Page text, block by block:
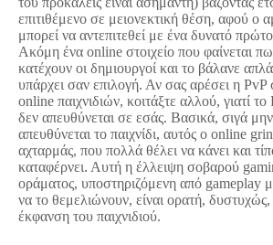
επιτιθέμενο σε μειονεκτική θέση, αφού ο
μπορεί να αντεπιτεθεί με ένα δυνατό
Ακόμη ένα online στοιχείο που φαίνεται
κατέχουν οι δημιουργοί και το βάλανε
υπάρχει σαν επιλογή. Αν σας αρέσει η PvP
online παιχνιδιών, κοιτάξτε αλλού, γιατί
δεν απευθύνεται σε εσάς. Βασικά, σιγά
απευθύνεται το παιχνίδι, αυτός ο online
αχταρμάς, που πολλά θέλει να κάνει και
καταφέρνει. Αυτή η έλλειψη σοβαρού
οράματος, υποστηριζόμενη από gameplay
να το θεμελιώνουν, είναι ορατή,
έκφανση του παιχνιδιού.